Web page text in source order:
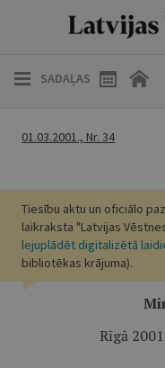
SADAĻAS
01.03.2001., Nr. 34
Tiesību aktu un oficiālo
laikraksta "Latvijas
lejuplādēt digitalizētā
bibliotēkas krājuma).
Rīgā